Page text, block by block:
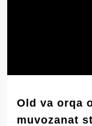
Old va orqa
muvozanat